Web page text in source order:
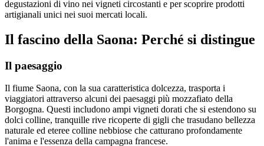
degustazioni di vino nei vigneti circostanti e per scoprire prodotti
artigianali unici nei suoi mercati locali.
Il fascino della Saona: Perché si distingue
Il paesaggio
Il fiume Saona, con la sua caratteristica dolcezza, trasporta i
viaggiatori attraverso alcuni dei paesaggi più mozzafiato della
Borgogna. Questi includono ampi vigneti dorati che si estendono su
dolci colline, tranquille rive ricoperte di gigli che trasudano bellezza
naturale ed eteree colline nebbiose che catturano profondamente
l'anima e l'essenza della campagna francese.